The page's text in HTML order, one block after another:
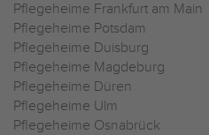
Pflegeheime Frankfurt am Main
Pflegeheime Potsdam
Pflegeheime Duisburg
Pflegeheime Magdeburg
Pflegeheime Düren
Pflegeheime Ulm
Pflegeheime Osnabrück